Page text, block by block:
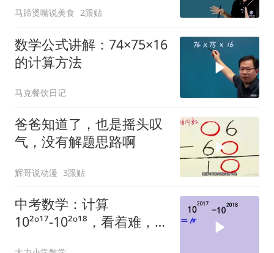
马蹄烫嘴说美食 2跟贴
数学公式讲解：74×75×16
的计算方法
马克餐饮日记
爸爸知道了，也是摇头叹
气，没有解题思路啊
辉哥说动漫 3跟贴
中考数学：计算
10²º¹⁷-10²º¹⁸，看着难，好